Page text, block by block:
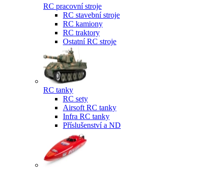
RC pracovní stroje
RC stavební stroje
RC kamiony
RC traktory
Ostatní RC stroje
RC tanky
RC sety
Airsoft RC tanky
Infra RC tanky
Příslušenství a ND